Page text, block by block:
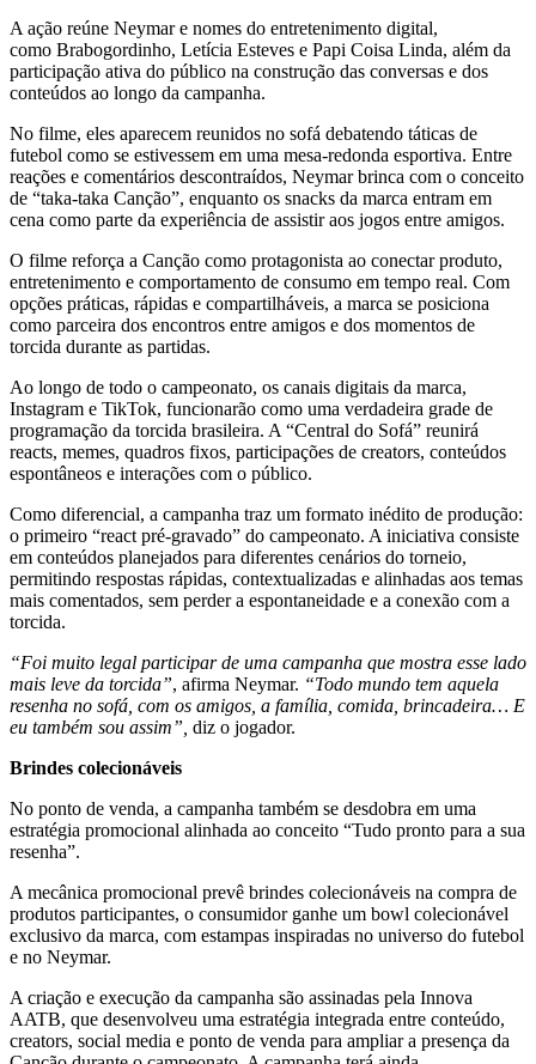
A ação reúne Neymar e nomes do entretenimento digital,
como Brabogordinho, Letícia Esteves e Papi Coisa Linda, além da
participação ativa do público na construção das conversas e dos
conteúdos ao longo da campanha.
No filme, eles aparecem reunidos no sofá debatendo táticas de
futebol como se estivessem em uma mesa-redonda esportiva. Entre
reações e comentários descontraídos, Neymar brinca com o conceito
de “taka-taka Canção”, enquanto os snacks da marca entram em
cena como parte da experiência de assistir aos jogos entre amigos.
O filme reforça a Canção como protagonista ao conectar produto,
entretenimento e comportamento de consumo em tempo real. Com
opções práticas, rápidas e compartilháveis, a marca se posiciona
como parceira dos encontros entre amigos e dos momentos de
torcida durante as partidas.
Ao longo de todo o campeonato, os canais digitais da marca,
Instagram e TikTok, funcionarão como uma verdadeira grade de
programação da torcida brasileira. A “Central do Sofá” reunirá
reacts, memes, quadros fixos, participações de creators, conteúdos
espontâneos e interações com o público.
Como diferencial, a campanha traz um formato inédito de produção:
o primeiro “react pré-gravado” do campeonato. A iniciativa consiste
em conteúdos planejados para diferentes cenários do torneio,
permitindo respostas rápidas, contextualizadas e alinhadas aos temas
mais comentados, sem perder a espontaneidade e a conexão com a
torcida.
“Foi muito legal participar de uma campanha que mostra esse lado
mais leve da torcida”, afirma Neymar. “Todo mundo tem aquela
resenha no sofá, com os amigos, a família, comida, brincadeira… E
eu também sou assim”, diz o jogador.
Brindes colecionáveis
No ponto de venda, a campanha também se desdobra em uma
estratégia promocional alinhada ao conceito “Tudo pronto para a sua
resenha”.
A mecânica promocional prevê brindes colecionáveis na compra de
produtos participantes, o consumidor ganhe um bowl colecionável
exclusivo da marca, com estampas inspiradas no universo do futebol
e no Neymar.
A criação e execução da campanha são assinadas pela Innova
AATB, que desenvolveu uma estratégia integrada entre conteúdo,
creators, social media e ponto de venda para ampliar a presença da